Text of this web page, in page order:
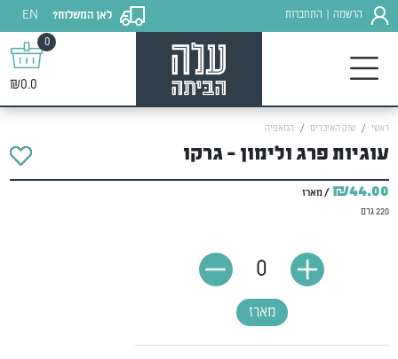
הרשמה התחברות לאן המשלוח?
EN
0
₪0.0
ראשי שוק האיכרים המאפיה
עוגיות פרג ולימון - גרקו
₪44.00 / מארז
220 גרם
מארז
0